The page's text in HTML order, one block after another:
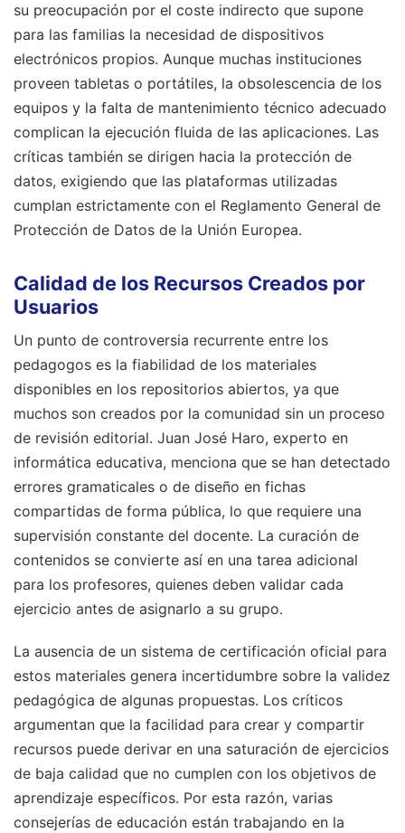
su preocupación por el coste indirecto que supone
para las familias la necesidad de dispositivos
electrónicos propios. Aunque muchas instituciones
proveen tabletas o portátiles, la obsolescencia de los
equipos y la falta de mantenimiento técnico adecuado
complican la ejecución fluida de las aplicaciones. Las
críticas también se dirigen hacia la protección de
datos, exigiendo que las plataformas utilizadas
cumplan estrictamente con el Reglamento General de
Protección de Datos de la Unión Europea.
Calidad de los Recursos Creados por
Usuarios
Un punto de controversia recurrente entre los
pedagogos es la fiabilidad de los materiales
disponibles en los repositorios abiertos, ya que
muchos son creados por la comunidad sin un proceso
de revisión editorial. Juan José Haro, experto en
informática educativa, menciona que se han detectado
errores gramaticales o de diseño en fichas
compartidas de forma pública, lo que requiere una
supervisión constante del docente. La curación de
contenidos se convierte así en una tarea adicional
para los profesores, quienes deben validar cada
ejercicio antes de asignarlo a su grupo.
La ausencia de un sistema de certificación oficial para
estos materiales genera incertidumbre sobre la validez
pedagógica de algunas propuestas. Los críticos
argumentan que la facilidad para crear y compartir
recursos puede derivar en una saturación de ejercicios
de baja calidad que no cumplen con los objetivos de
aprendizaje específicos. Por esta razón, varias
consejerías de educación están trabajando en la